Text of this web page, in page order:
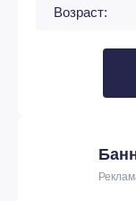
Возраст: